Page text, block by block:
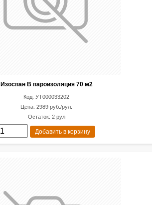
Изоспан В пароизоляция 70 м2
Код: УТ000033202
Цена: 2989 руб./рул.
Остаток: 2 рул
Добавить в корзину